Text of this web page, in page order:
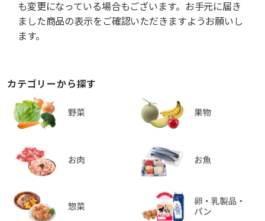
も変更になっている場合もございます。お手元に届き
ました商品の表示をご確認いただきますようお願いし
ます。
カテゴリーから探す